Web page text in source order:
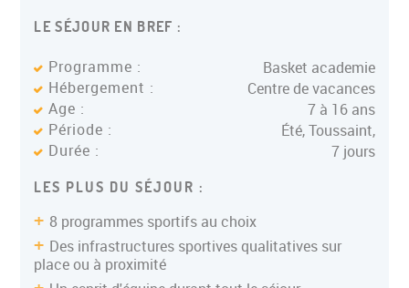
LE SÉJOUR EN BREF :
Programme :
Basket academie
Hébergement :
Centre de vacances
Age :
7 à 16 ans
Période :
Été, Toussaint,
Durée :
7 jours
LES PLUS DU SÉJOUR :
8 programmes sportifs au choix
Des infrastructures sportives qualitatives sur
place ou à proximité